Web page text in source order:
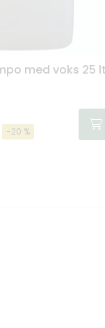
med voks 25
-20 %